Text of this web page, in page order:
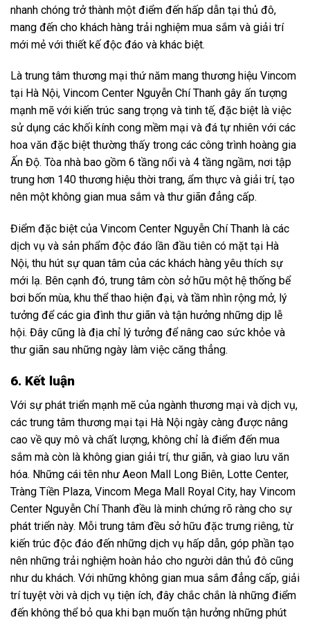
nhanh chóng trở thành một điểm đến hấp dẫn tại thủ đô,
mang đến cho khách hàng trải nghiệm mua sắm và giải trí
mới mẻ với thiết kế độc đáo và khác biệt.
Là trung tâm thương mại thứ năm mang thương hiệu Vincom
tại Hà Nội, Vincom Center Nguyễn Chí Thanh gây ấn tượng
mạnh mẽ với kiến trúc sang trọng và tinh tế, đặc biệt là việc
sử dụng các khối kính cong mềm mại và đá tự nhiên với các
hoa văn đặc biệt thường thấy trong các công trình hoàng gia
Ấn Độ. Tòa nhà bao gồm 6 tầng nổi và 4 tầng ngầm, nơi tập
trung hơn 140 thương hiệu thời trang, ẩm thực và giải trí, tạo
nên một không gian mua sắm và thư giãn đẳng cấp.
Điểm đặc biệt của Vincom Center Nguyễn Chí Thanh là các
dịch vụ và sản phẩm độc đáo lần đầu tiên có mặt tại Hà
Nội, thu hút sự quan tâm của các khách hàng yêu thích sự
mới lạ. Bên cạnh đó, trung tâm còn sở hữu một hệ thống bể
bơi bốn mùa, khu thể thao hiện đại, và tầm nhìn rộng mở, lý
tưởng để các gia đình thư giãn và tận hưởng những dịp lễ
hội. Đây cũng là địa chỉ lý tưởng để nâng cao sức khỏe và
thư giãn sau những ngày làm việc căng thẳng.
6. Kết luận
Với sự phát triển mạnh mẽ của ngành thương mại và dịch vụ,
các trung tâm thương mại tại Hà Nội ngày càng được nâng
cao về quy mô và chất lượng, không chỉ là điểm đến mua
sắm mà còn là không gian giải trí, thư giãn, và giao lưu văn
hóa. Những cái tên như Aeon Mall Long Biên, Lotte Center,
Tràng Tiền Plaza, Vincom Mega Mall Royal City, hay Vincom
Center Nguyễn Chí Thanh đều là minh chứng rõ ràng cho sự
phát triển này. Mỗi trung tâm đều sở hữu đặc trưng riêng, từ
kiến trúc độc đáo đến những dịch vụ hấp dẫn, góp phần tạo
nên những trải nghiệm hoàn hảo cho người dân thủ đô cũng
như du khách. Với những không gian mua sắm đẳng cấp, giải
trí tuyệt vời và dịch vụ tiện ích, đây chắc chắn là những điểm
đến không thể bỏ qua khi bạn muốn tận hưởng những phút